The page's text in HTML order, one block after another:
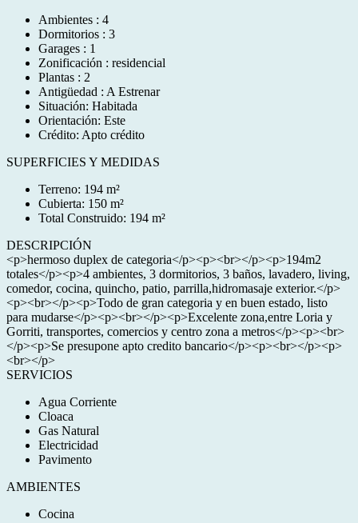
Ambientes : 4
Dormitorios : 3
Garages : 1
Zonificación : residencial
Plantas : 2
Antigüedad : A Estrenar
Situación: Habitada
Orientación: Este
Crédito: Apto crédito
SUPERFICIES Y MEDIDAS
Terreno: 194 m²
Cubierta: 150 m²
Total Construido: 194 m²
DESCRIPCIÓN
<p>hermoso duplex de categoria</p><p><br></p><p>194m2
totales</p><p>4 ambientes, 3 dormitorios, 3 baños, lavadero, living,
comedor, cocina, quincho, patio, parrilla,hidromasaje exterior.</p>
<p><br></p><p>Todo de gran categoria y en buen estado, listo
para mudarse</p><p><br></p><p>Excelente zona,entre Loria y
Gorriti, transportes, comercios y centro zona a metros</p><p><br>
</p><p>Se presupone apto credito bancario</p><p><br></p><p>
<br></p>
SERVICIOS
Agua Corriente
Cloaca
Gas Natural
Electricidad
Pavimento
AMBIENTES
Cocina